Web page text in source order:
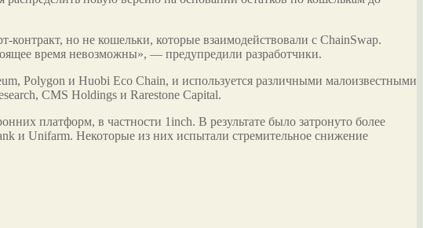
но не кошельки, которые взаимодействовали с ChainSwap.
время невозможны», — предупредили разработчики.
Polygon и Huobi Eco Chain, и используется различными малоизвестными
CMS Holdings и Rarestone Capital.
платформ, в частности 1inch. В результате было затронуто более
и Unifarm. Некоторые из них испытали стремительное снижение